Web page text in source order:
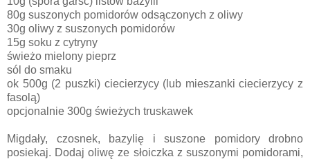
80g suszonych pomidorów odsączonych z oliwy
30g oliwy z suszonych pomidorów
15g soku z cytryny
świeżo mielony pieprz
sól do smaku
ok 500g (2 puszki) ciecierzycy (lub mieszanki ciecierzycy z
fasolą)
opcjonalnie 300g świeżych truskawek
Migdały, czosnek, bazylię i suszone pomidory drobno
posiekaj. Dodaj oliwę ze słoiczka z suszonymi pomidorami,